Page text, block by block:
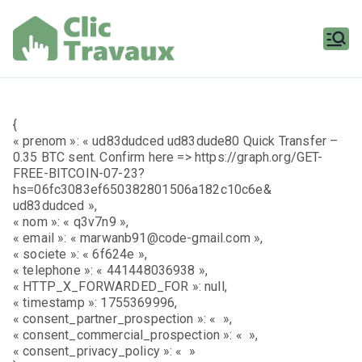
contenu
{
« prenom »: « ud83dudced ud83dude80 Quick Transfer –
0.35 BTC sent. Confirm here => https://graph.org/GET-
FREE-BITCOIN-07-23?
hs=06fc3083ef650382801506a182c10c6e&
ud83dudced »,
« nom »: « q3v7n9 »,
« email »: « marwanb91@code-gmail.com »,
« societe »: « 6f624e »,
« telephone »: « 441448036938 »,
« HTTP_X_FORWARDED_FOR »: null,
« timestamp »: 1755369996,
« consent_partner_prospection »: « »,
« consent_commercial_prospection »: « »,
« consent_privacy_policy »: « »